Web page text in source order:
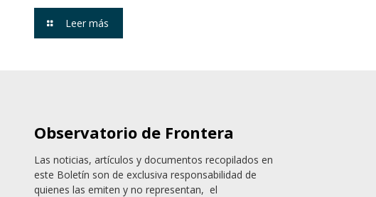
Leer más
Observatorio de Frontera
Las noticias, artículos y documentos recopilados en
este Boletín son de exclusiva responsabilidad de
quienes las emiten y no representan, el